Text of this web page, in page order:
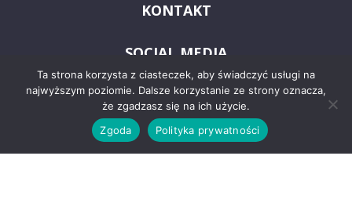
KONTAKT
SOCIAL MEDIA
Ta strona korzysta z ciasteczek, aby świadczyć usługi na
najwyższym poziomie. Dalsze korzystanie ze strony oznacza,
że zgadzasz się na ich użycie.
Zgoda
Polityka prywatności